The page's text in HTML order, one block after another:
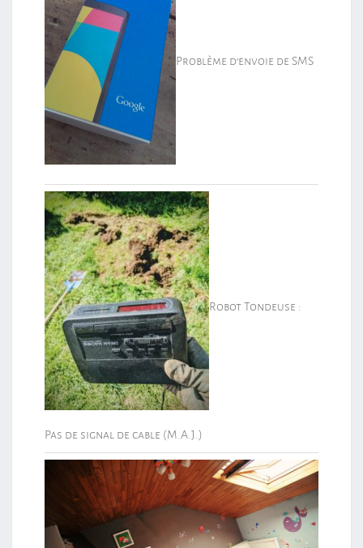
Problème d’envoie de SMS
Robot Tondeuse :
Pas de signal de cable (M.A.J.)